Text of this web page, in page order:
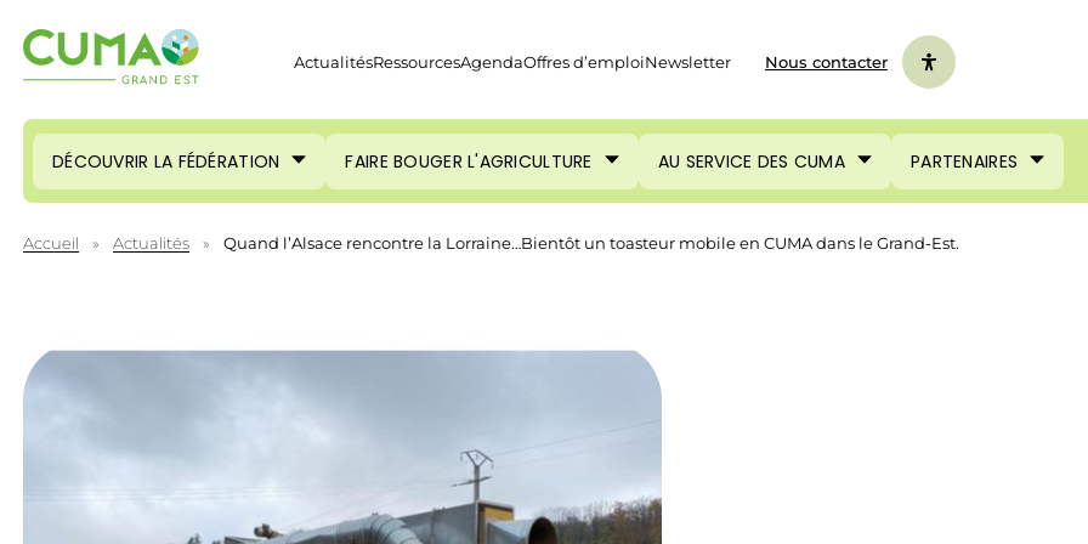
ActualitésRessourcesAgendaOffres d’emploiNewsletter Nous contacter
DÉCOUVRIR LA FÉDÉRATION FAIRE BOUGER L'AGRICULTURE AU SERVICE DES CUMA PARTENAIRES
Accueil » Actualités » Quand l’Alsace rencontre la Lorraine…Bientôt un toasteur mobile en CUMA dans le Grand-Est.